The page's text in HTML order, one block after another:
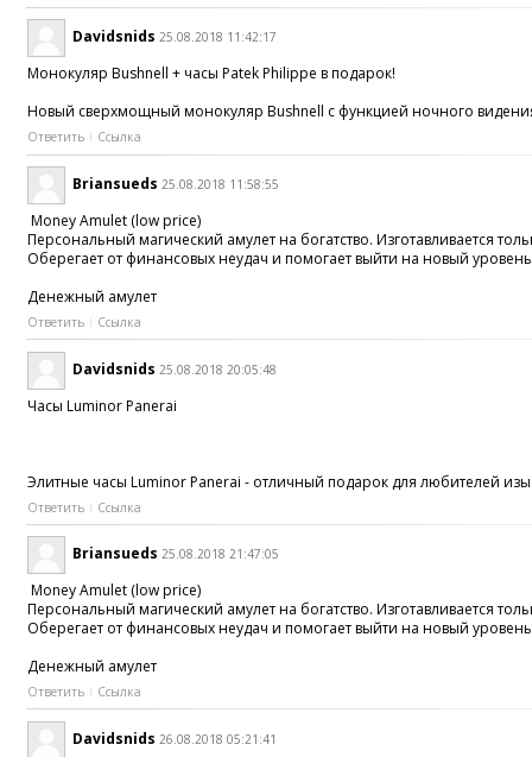
Davidsnids 25.08.2018 11:42:17
Монокуляр Bushnell + часы Patek Philippe в подарок!
Новый сверхмощный монокуляр Bushnell с функцией ночного
Ответить Ссылка
Briansueds 25.08.2018 11:58:55
Money Amulet (low price)
Персональный магический амулет на богатство. Изготавливается
Оберегает от финансовых неудач и помогает выйти на новый
Денежный амулет
Ответить Ссылка
Davidsnids 25.08.2018 20:05:48
Часы Luminor Panerai
Элитные часы Luminor Panerai - отличный подарок для любителей
Ответить Ссылка
Briansueds 25.08.2018 21:47:05
Money Amulet (low price)
Персональный магический амулет на богатство. Изготавливается
Оберегает от финансовых неудач и помогает выйти на новый
Денежный амулет
Ответить Ссылка
Davidsnids 26.08.2018 05:21:41